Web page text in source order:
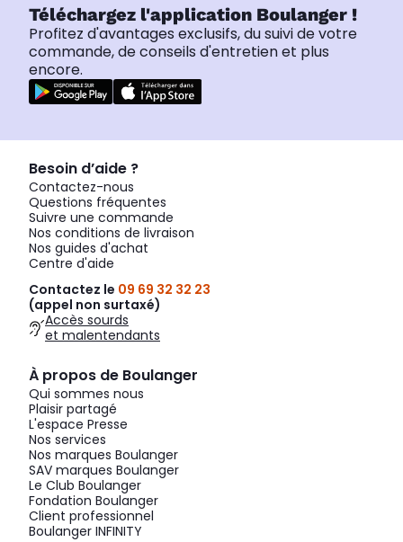
Téléchargez l'application Boulanger !
Profitez d'avantages exclusifs, du suivi de votre
commande, de conseils d'entretien et plus
encore.
Besoin d’aide ?
Contactez-nous
Questions fréquentes
Suivre une commande
Nos conditions de livraison
Nos guides d'achat
Centre d'aide
Contactez le 09 69 32 32 23
(appel non surtaxé)
Accès sourds
et malentendants
À propos de Boulanger
Qui sommes nous
Plaisir partagé
L'espace Presse
Nos services
Nos marques Boulanger
SAV marques Boulanger
Le Club Boulanger
Fondation Boulanger
Client professionnel
Boulanger INFINITY